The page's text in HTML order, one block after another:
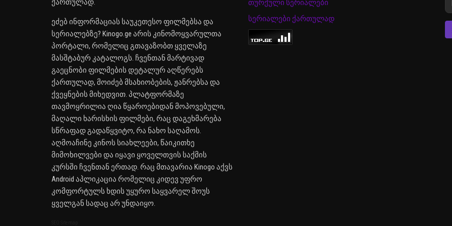
ქართულად.
ეძებ ინფორმაციას საუკეთესო ფილმებსა და
სერიალებზე? Kinogo.ge არის კინომოყვარულთა
პორტალი, რომელიც გთავაზობთ ყველაზე
მასშტაბურ კატალოგს. ჩვენთან მარტივად
გაეცნობი ფილმების დეტალურ აღწერებს
ქართულად, მოიძებ მსახიობების, ჟანრებსა და
ქვეყნების მიხედვით. პლატფორმაზე
თავმოყრილია ღია წყაროებიდან მოპოვებული,
მაღალი ხარისხის ფილმები, რაც დაგეხმარება
სწრაფად გადაწყვიტო, რა ნახო საღამოს.
აღმოაჩინე კინოს სიახლეები, წაიკითხე
მიმოხილვები და იყავი ყოველთვის საქმის
კურსში ჩვენთან ერთად. რაც მთავარია Kinogo აქვს
Android აპლიკაცია რომელიც კიდევ უფრო
კომფორტულს ხდის უყურო საყვარელ შოუს
ყველგან სადაც არ უნდაიყო.
თურქული სერიალები
სერიალები ქართულად